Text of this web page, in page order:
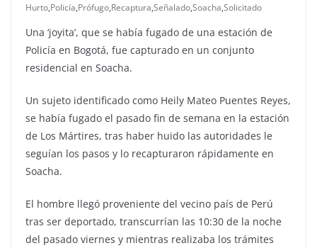
Hurto,Policía,Prófugo,Recaptura,Señalado,Soacha,Solicitado
Una ‘joyita’, que se había fugado de una estación de
Policía en Bogotá, fue capturado en un conjunto
residencial en Soacha.
Un sujeto identificado como Heily Mateo Puentes Reyes,
se había fugado el pasado fin de semana en la estación
de Los Mártires, tras haber huido las autoridades le
seguían los pasos y lo recapturaron rápidamente en
Soacha.
El hombre llegó proveniente del vecino país de Perú
tras ser deportado, transcurrían las 10:30 de la noche
del pasado viernes y mientras realizaba los trámites